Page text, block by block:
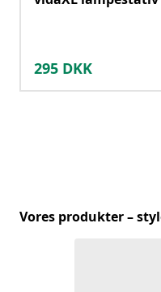
295 DKK
Vores produkter –